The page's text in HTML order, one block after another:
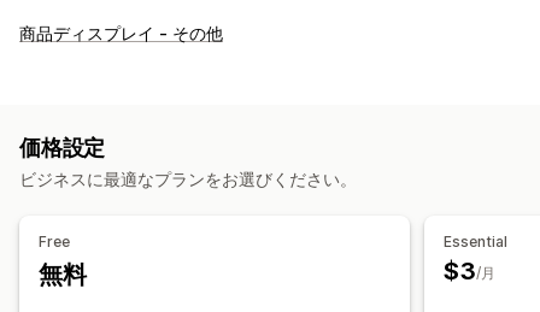
コンテンツタイプ
コンテンツ作成
一括編集
商品ディスプレイ - その他
価格設定
ビジネスに最適なプランをお選びください。
Free
無料
Essential
$3/月